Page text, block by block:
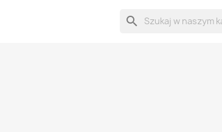
search